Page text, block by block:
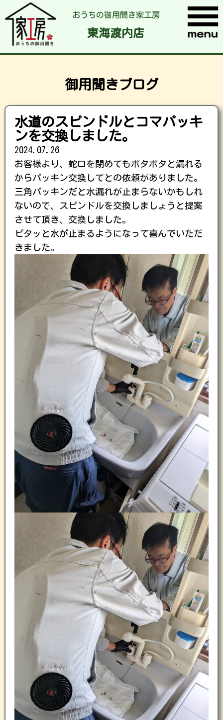
おうちの御用聞き家工房
東海渡内店
御用聞きブログ
水道のスピンドルとコマパッキ
ンを交換しました。
2024.07.26
お客様より、蛇口を閉めてもポタポタと漏れる
からパッキン交換してとの依頼がありました。
三角パッキンだと水漏れが止まらないかもしれ
ないので、スピンドルを交換しましょうと提案
させて頂き、交換しました。
ピタッと水が止まるようになって喜んでいただ
きました。